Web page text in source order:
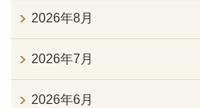
2026年8月
2026年7月
2026年6月